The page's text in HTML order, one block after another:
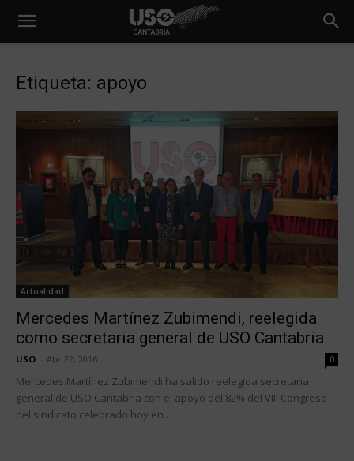
Etiqueta: apoyo
Actualidad
Mercedes Martínez Zubimendi, reelegida
como secretaria general de USO Cantabria
USO Abr 22, 2016 0
Mercedes Martínez Zubimendi ha salido reelegida secretaria
general de USO Cantabria con el apoyo del 82% del VIII Congreso
del sindicato celebrado hoy en...